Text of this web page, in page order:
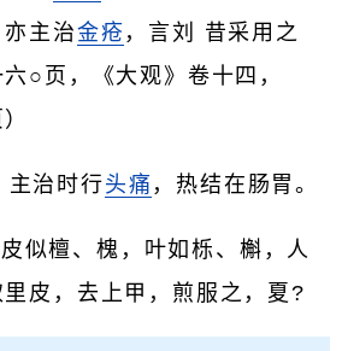
主治金疮 ，言刘 昔采用之
○页，《大观》卷十四，
主治时行头痛 ，热结在肠胃。
似檀、槐，叶如栎、槲，人
皮，去上甲，煎服之，夏?